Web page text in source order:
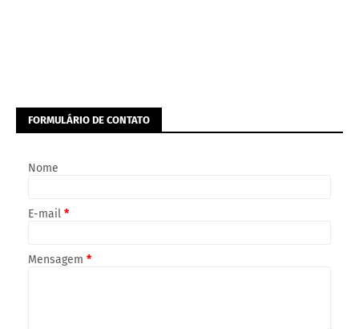
FORMULÁRIO DE CONTATO
Nome
E-mail *
Mensagem *